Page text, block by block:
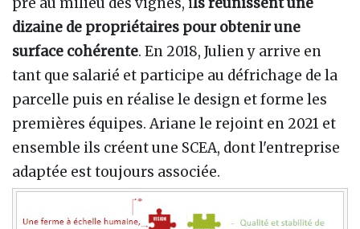
dizaine de propriétaires pour obtenir une
surface cohérente. En 2018, Julien y arrive en
tant que salarié et participe au défrichage de la
parcelle puis en réalise le design et forme les
premières équipes. Ariane le rejoint en 2021 et
ensemble ils créent une SCEA, dont l'entreprise
adaptée est toujours associée.